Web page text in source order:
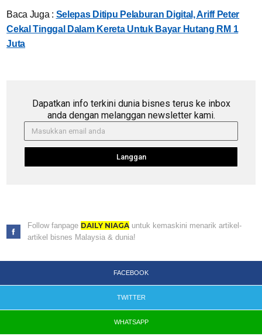
Baca Juga : Selepas Ditipu Pelaburan Digital, Ariff Peter
Cekal Tinggal Dalam Kereta Untuk Bayar Hutang RM 1
Juta
Dapatkan info terkini dunia bisnes terus ke inbox
anda dengan melanggan newsletter kami.
Langgan
Follow fanpage DAILY NIAGAuntuk kemaskini menarik artikel-
artikel bisnes Malaysia & dunia!
FACEBOOK
TWITTER
WHATSAPP